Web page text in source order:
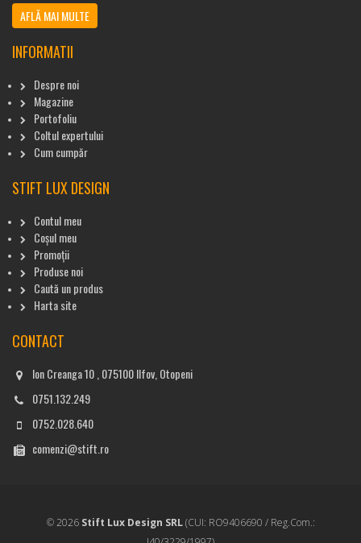
AFLĂ MAI MULTE
INFORMATII
Despre noi
Magazine
Portofoliu
Coltul expertului
Cum cumpăr
STIFT LUX DESIGN
Contul meu
Coșul meu
Promoții
Produse noi
Caută un produs
Harta site
CONTACT
Ion Creanga 10 , 075100 Ilfov, Otopeni
0751.132.249
0752.028.640
comenzi@stift.ro
© 2026 Stift Lux Design SRL(CUI: RO9406690 / Reg.Com.: